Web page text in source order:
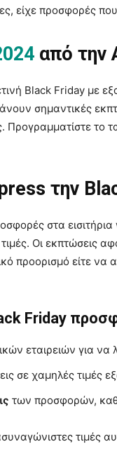
είχε προσφορές
από την
Black Friday με
σημαντικές
το
την
στα
Οι εκπτώσεις
προορισμό είτε
Friday
εταιρειών για να
σε χαμηλές τιμές
των προσφορών,
τιμές